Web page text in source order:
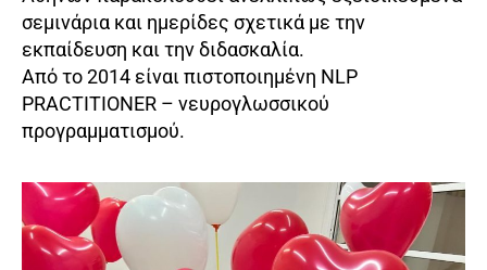
σεμινάρια και ημερίδες σχετικά με την
εκπαίδευση και την διδασκαλία.
Από το 2014 είναι πιστοποιημένη NLP
PRACTITIONER – νευρογλωσσικού
προγραμματισμού.